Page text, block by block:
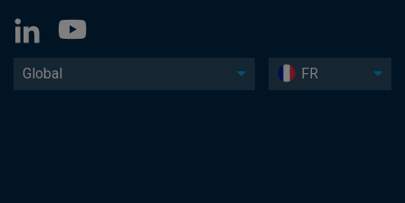
Global FR